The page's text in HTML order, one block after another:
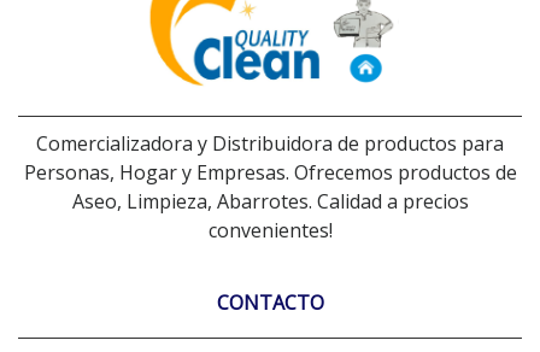
Comercializadora y Distribuidora de productos para
Personas, Hogar y Empresas. Ofrecemos productos de
Aseo, Limpieza, Abarrotes. Calidad a precios
convenientes!
CONTACTO